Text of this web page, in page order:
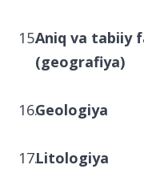
Aniq va tabiiy
(geografiya)
Geologiya
Litologiya